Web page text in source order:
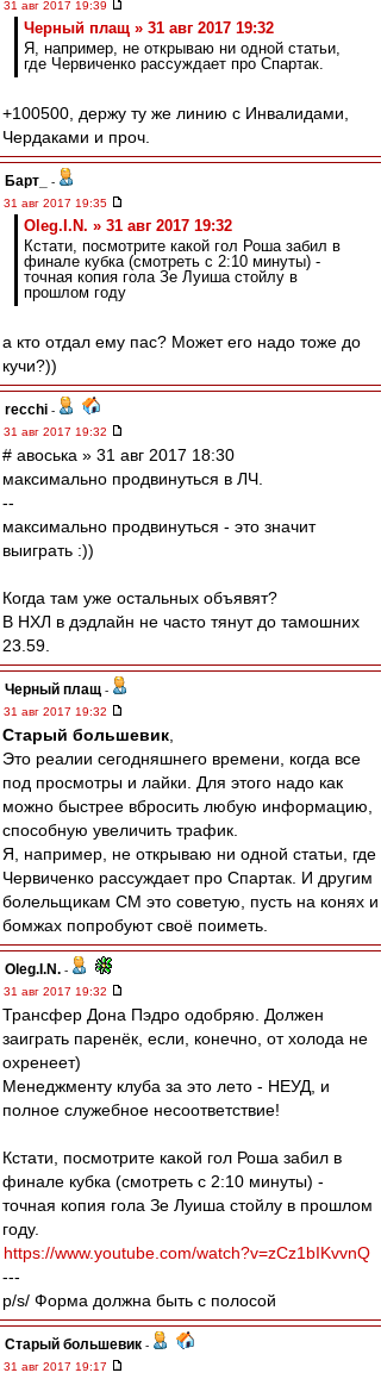
31 авг 2017 19:39
Черный плащ » 31 авг 2017 19:32
Я, например, не открываю ни одной статьи,
где Червиченко рассуждает про Спартак.
+100500, держу ту же линию с Инвалидами,
Чердаками и проч.
Барт_
-
31 авг 2017 19:35
Oleg.I.N. » 31 авг 2017 19:32
Кстати, посмотрите какой гол Роша забил в
финале кубка (смотреть с 2:10 минуты) -
точная копия гола Зе Луиша стойлу в
прошлом году
а кто отдал ему пас? Может его надо тоже до
кучи?))
recchi -
31 авг 2017 19:32
# авоська » 31 авг 2017 18:30
максимально продвинуться в ЛЧ.
--
максимально продвинуться - это значит
выиграть :))
Когда там уже остальных объявят?
В НХЛ в дэдлайн не часто тянут до тамошних
23.59.
Черный плащ -
31 авг 2017 19:32
Старый большевик
Это реалии сегодняшнего времени, когда все
под просмотры и лайки. Для этого надо как
можно быстрее вбросить любую информацию,
способную увеличить трафик.
Я, например, не открываю ни одной статьи, где
Червиченко рассуждает про Спартак. И другим
болельщикам СМ это советую, пусть на конях и
бомжах попробуют своё поиметь.
Oleg.I.N. -
31 авг 2017 19:32
Трансфер Дона Пэдро одобряю. Должен
заиграть паренёк, если, конечно, от холода не
охренеет)
Менеджменту клуба за это лето - НЕУД, и
полное служебное несоответствие!
Кстати, посмотрите какой гол Роша забил в
финале кубка (смотреть с 2:10 минуты) -
точная копия гола Зе Луиша стойлу в прошлом
году.
https://www.youtube.com/watch?v=zCz1bIKvvnQ
---
p/s/ Форма должна быть с полосой
Старый большевик -
31 авг 2017 19:17